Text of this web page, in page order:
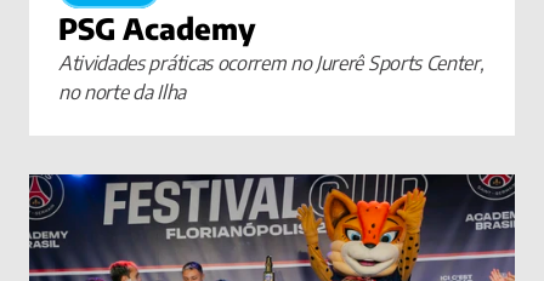
PSG Academy
Atividades práticas ocorrem no Jurerê Sports Center,
no norte da Ilha